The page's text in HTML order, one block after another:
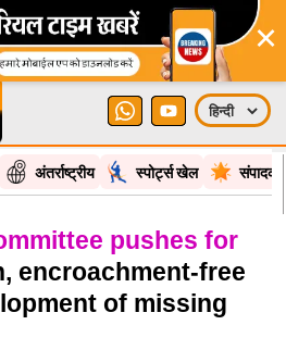
×
अंतर्राष्ट्रीय स्पोर्ट्स खेल
pushes for
encroachment-free
of missing